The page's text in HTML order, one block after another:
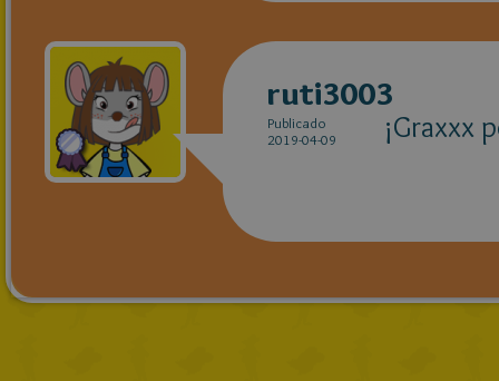
ruti3003
Publicado
2019-04-09
¡Graxxx